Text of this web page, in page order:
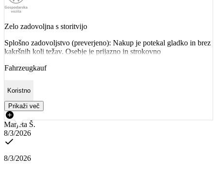
Zelo zadovoljna s storitvijo
Splošno zadovoljstvo (preverjeno): Nakup je potekal gladko in brez
kakršnih koli težav. Osebje je prijazno in strokovno
Fahrzeugkauf
Koristno
Prikaži več
Marjeta Š.
8/3/2026
8/3/2026